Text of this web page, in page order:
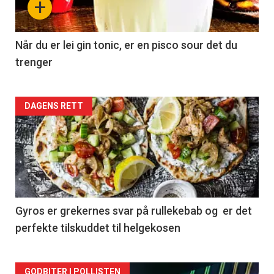
+
Når du er lei gin tonic, er en pisco sour det du
trenger
Forsiden
akkurat
nå
-
2
DAGENS RETT
Gyros er grekernes svar på rullekebab og er det
perfekte tilskuddet til helgekosen
GODBITER I POLLISTEN